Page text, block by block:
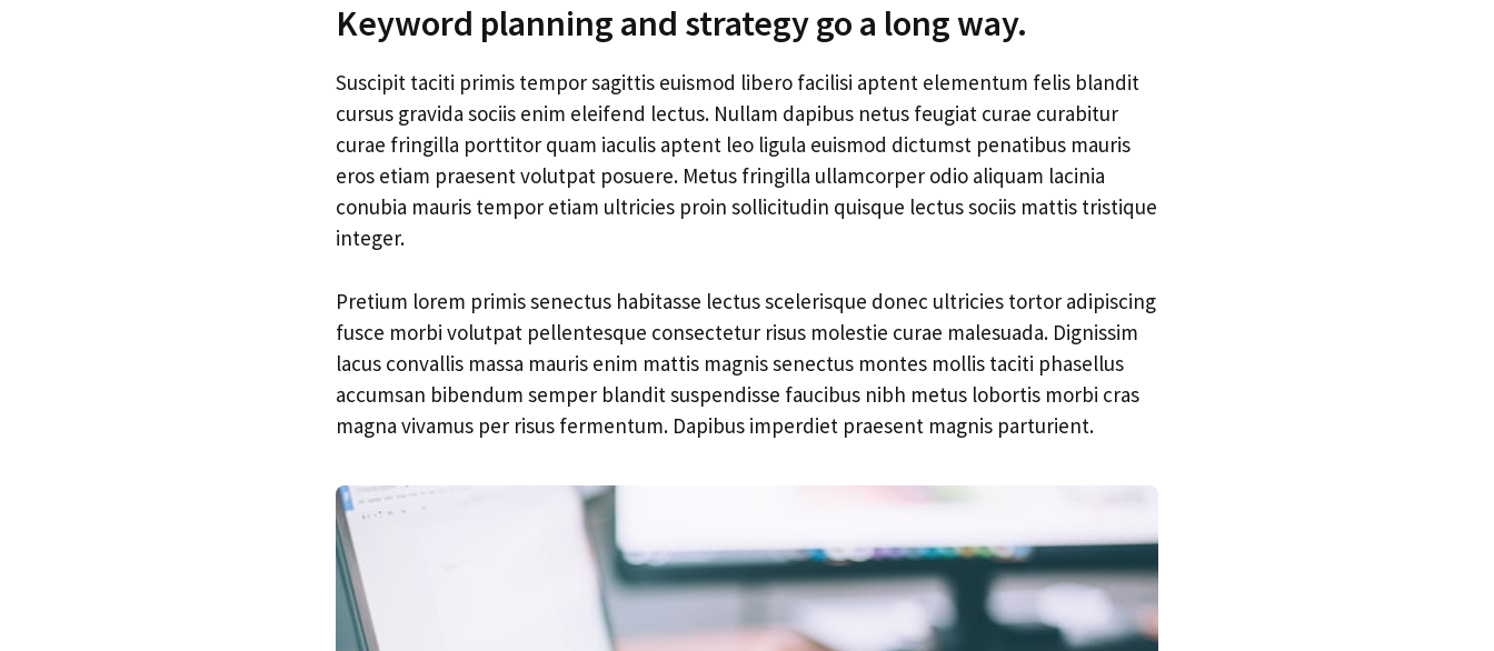
Keyword planning and strategy go a long way.
Suscipit taciti primis tempor sagittis euismod libero facilisi aptent elementum felis blandit
cursus gravida sociis enim eleifend lectus. Nullam dapibus netus feugiat curae curabitur
curae fringilla porttitor quam iaculis aptent leo ligula euismod dictumst penatibus mauris
eros etiam praesent volutpat posuere. Metus fringilla ullamcorper odio aliquam lacinia
conubia mauris tempor etiam ultricies proin sollicitudin quisque lectus sociis mattis tristique
integer.
Pretium lorem primis senectus habitasse lectus scelerisque donec ultricies tortor adipiscing
fusce morbi volutpat pellentesque consectetur risus molestie curae malesuada. Dignissim
lacus convallis massa mauris enim mattis magnis senectus montes mollis taciti phasellus
accumsan bibendum semper blandit suspendisse faucibus nibh metus lobortis morbi cras
magna vivamus per risus fermentum. Dapibus imperdiet praesent magnis parturient.